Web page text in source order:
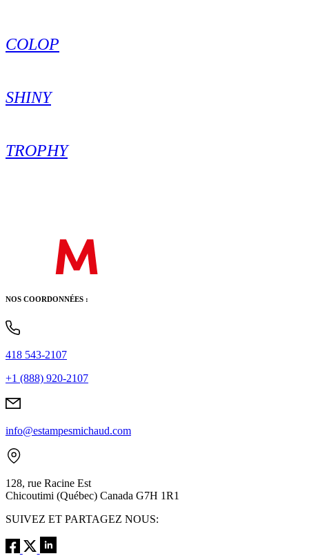
COLOP
SHINY
TROPHY
NOS COORDONNÉES :
418 543-2107
+1 (888) 920-2107
info@estampesmichaud.com
128, rue Racine Est
Chicoutimi (Québec) Canada G7H 1R1
SUIVEZ ET PARTAGEZ NOUS: